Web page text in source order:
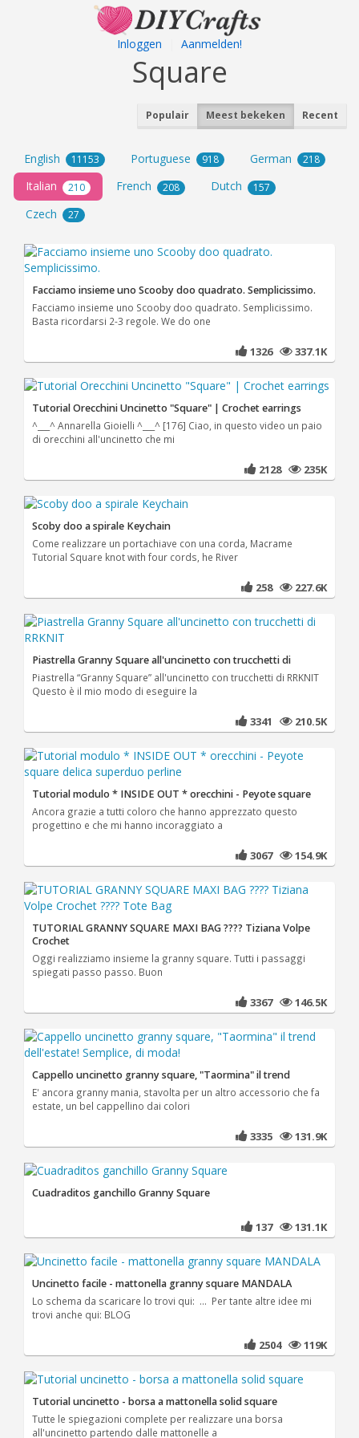
Inloggen Aanmelden!
Square
Populair Meest bekeken Recent
English 11153 Portuguese 918 German 218
Italian 210 French 208 Dutch 157
Czech 27
Facciamo insieme uno Scooby doo quadrato. Semplicissimo.
Facciamo insieme uno Scooby doo quadrato. Semplicissimo.
Basta ricordarsi 2-3 regole. We do one
1326 337.1K
Tutorial Orecchini Uncinetto "Square" | Crochet earrings
^___^ Annarella Gioielli ^___^ [176] Ciao, in questo video un paio
di orecchini all'uncinetto che mi
2128 235K
Scoby doo a spirale Keychain
Come realizzare un portachiave con una corda, Macrame
Tutorial Square knot with four cords, he River
258 227.6K
Piastrella Granny Square all'uncinetto con trucchetti di
Piastrella “Granny Square” all'uncinetto con trucchetti di RRKNIT
Questo è il mio modo di eseguire la
3341 210.5K
Tutorial modulo * INSIDE OUT * orecchini - Peyote square
Ancora grazie a tutti coloro che hanno apprezzato questo
progettino e che mi hanno incoraggiato a
3067 154.9K
TUTORIAL GRANNY SQUARE MAXI BAG ???? Tiziana Volpe
Crochet
Oggi realizziamo insieme la granny square. Tutti i passaggi
spiegati passo passo. Buon
3367 146.5K
Cappello uncinetto granny square, "Taormina" il trend
E' ancora granny mania, stavolta per un altro accessorio che fa
estate, un bel cappellino dai colori
3335 131.9K
Cuadraditos ganchillo Granny Square
137 131.1K
Uncinetto facile - mattonella granny square MANDALA
Lo schema da scaricare lo trovi qui: ... Per tante altre idee mi
trovi anche qui: BLOG
2504 119K
Tutorial uncinetto - borsa a mattonella solid square
Tutte le spiegazioni complete per realizzare una borsa
all'uncinetto partendo dalle mattonelle a